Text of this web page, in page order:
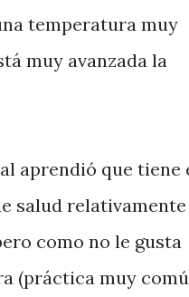
temperatura muy
muy avanzada la
aprendió que tiene
salud relativamente
como no le gusta
(práctica muy